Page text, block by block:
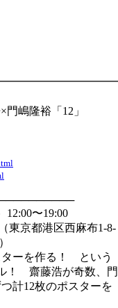
嶋隆裕「12」
12:00〜19:00
東京都港区西麻布1-8-
ターを作る！ という
！ 齋藤浩が奇数、門
計12枚のポスターを